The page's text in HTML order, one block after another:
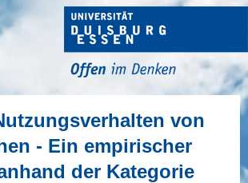
von
- Ein empirischer
der Kategorie